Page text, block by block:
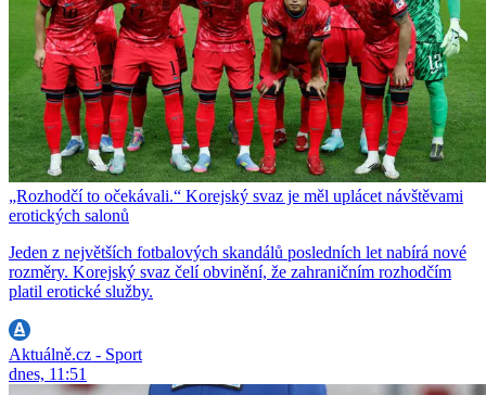
„Rozhodčí to očekávali.“ Korejský svaz je měl uplácet návštěvami
erotických salonů
Jeden z největších fotbalových skandálů posledních let nabírá nové
rozměry. Korejský svaz čelí obvinění, že zahraničním rozhodčím
platil erotické služby.
Aktuálně.cz - Sport
dnes, 11:51